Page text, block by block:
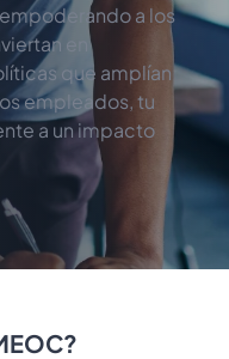
a los
en
que amplían
empleados, tu
a un impacto